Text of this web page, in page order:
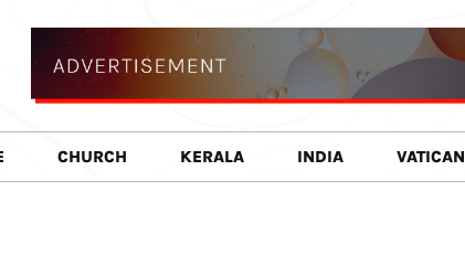
CHURCH KERALA INDIA VATICAN